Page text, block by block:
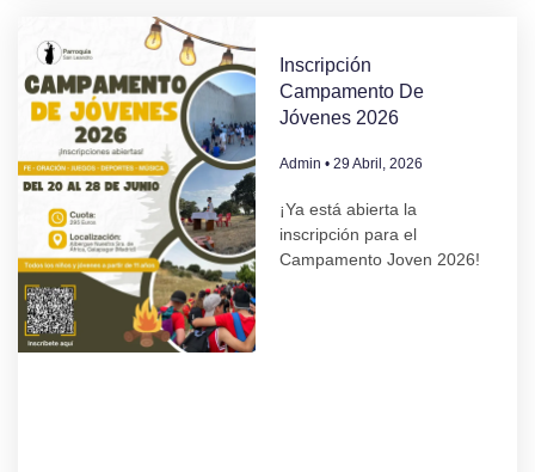
Inscripción
Campamento De
Jóvenes 2026
Admin 29 Abril, 2026
¡Ya está abierta la
inscripción para el
Campamento Joven 2026!